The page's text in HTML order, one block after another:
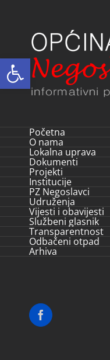
Open toolbar
Početna
O nama
Lokalna uprava
Dokumenti
Projekti
Institucije
PZ Negoslavci
Udruženja
Vijesti i obavijesti
Službeni glasnik
Transparentnost
Odbačeni otpad
Arhiva
Facebook